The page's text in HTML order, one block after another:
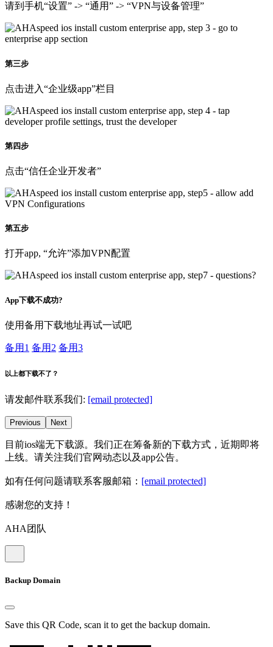
请到手机“设置” -> “通用” -> “VPN与设备管理”
第三步
点击进入“企业级app”栏目
第四步
点击“信任企业开发者”
第五步
打开app, “允许”添加VPN配置
App下载不成功?
使用备用下载地址再试一试吧
备用1 备用2 备用3
以上都下载不了？
请发邮件联系我们: [email protected]
Previous Next
目前ios端无下载源。我们正在筹备新的下载方式，近期即将
上线。请关注我们官网动态以及app公告。
如有任何问题请联系客服邮箱： [email protected]
感谢您的支持！
AHA团队
Backup Domain
Save this QR Code, scan it to get the backup domain.